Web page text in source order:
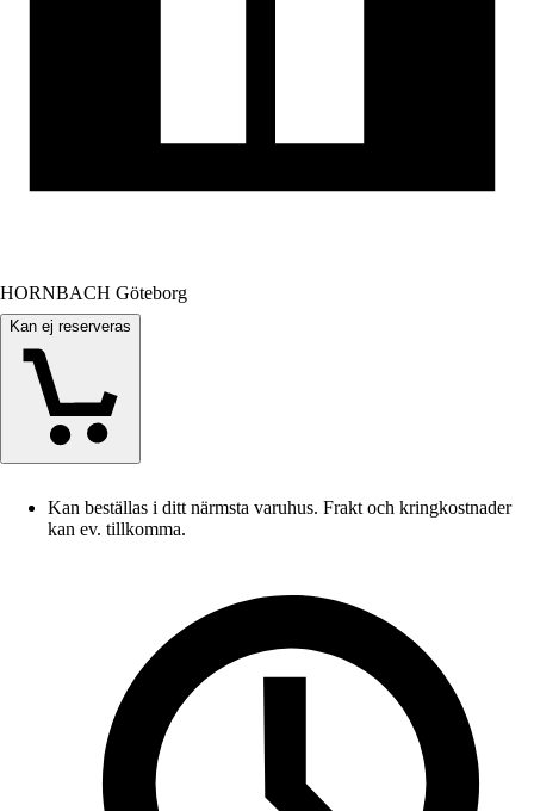
HORNBACH Göteborg
Kan ej reserveras
Kan beställas i ditt närmsta varuhus. Frakt och kringkostnader
kan ev. tillkomma.